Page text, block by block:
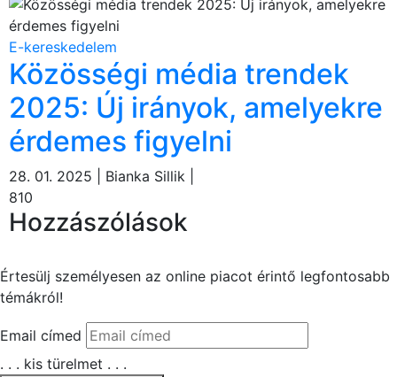
E-kereskedelem
Közösségi média trendek
2025: Új irányok, amelyekre
érdemes figyelni
28. 01. 2025 | Bianka Sillik |
810
Hozzászólások
Értesülj személyesen az online piacot érintő legfontosabb
témákról!
Email címed
. . . kis türelmet . . .